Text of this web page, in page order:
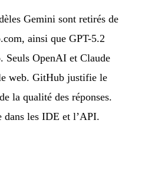
Gemini sont retirés de
ainsi que GPT-5.2
Seuls OpenAI et Claude
web. GitHub justifie le
la qualité des réponses.
dans les IDE et l’API.